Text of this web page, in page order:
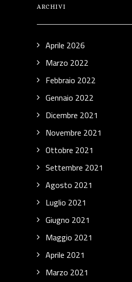
ARCHIVI
Aprile 2026
Marzo 2022
Febbraio 2022
Gennaio 2022
Dicembre 2021
Novembre 2021
Ottobre 2021
Settembre 2021
Agosto 2021
Luglio 2021
Giugno 2021
Maggio 2021
Aprile 2021
Marzo 2021